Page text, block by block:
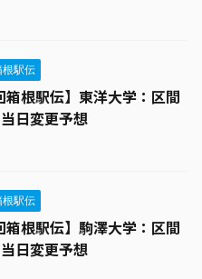
駅伝
箱根駅伝】東洋大学：区間
日変更予想
駅伝
箱根駅伝】駒澤大学：区間
日変更予想